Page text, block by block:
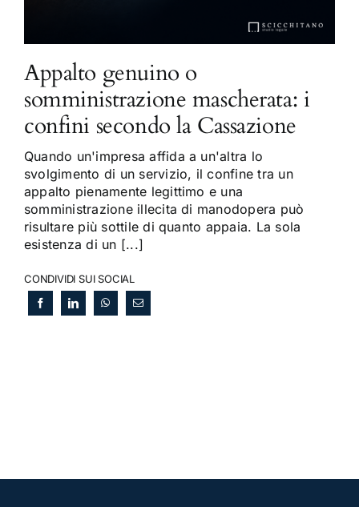
Appalto genuino o
somministrazione mascherata: i
confini secondo la Cassazione
Quando un'impresa affida a un'altra lo
svolgimento di un servizio, il confine tra un
appalto pienamente legittimo e una
somministrazione illecita di manodopera può
risultare più sottile di quanto appaia. La sola
esistenza di un [...]
CONDIVIDI SUI SOCIAL